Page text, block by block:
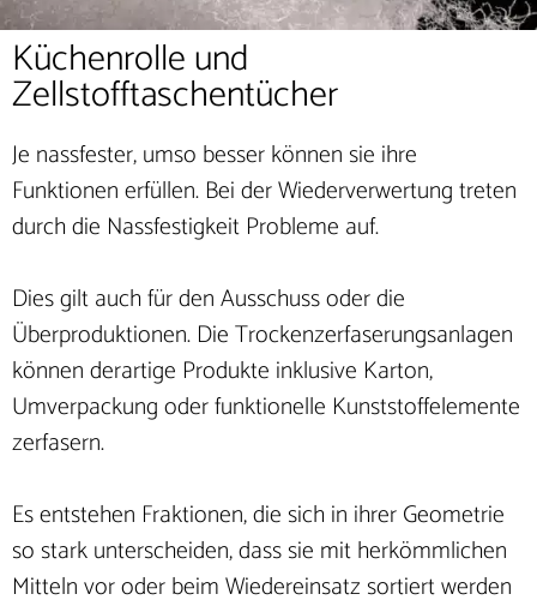
Küchenrolle und
Zellstofftaschentücher
Je nassfester, umso besser können sie ihre
Funktionen erfüllen. Bei der Wiederverwertung treten
durch die Nassfestigkeit Probleme auf.
Dies gilt auch für den Ausschuss oder die
Überproduktionen. Die Trockenzerfaserungsanlagen
können derartige Produkte inklusive Karton,
Umverpackung oder funktionelle Kunststoffelemente
zerfasern.
Es entstehen Fraktionen, die sich in ihrer Geometrie
so stark unterscheiden, dass sie mit herkömmlichen
Mitteln vor oder beim Wiedereinsatz sortiert werden